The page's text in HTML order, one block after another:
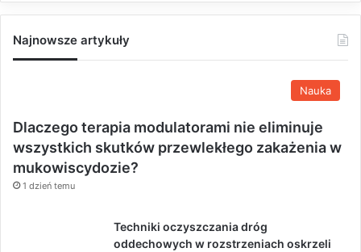
Najnowsze artykuły
Nauka
Dlaczego terapia modulatorami nie eliminuje
wszystkich skutków przewlekłego zakażenia w
mukowiscydozie?
1 dzień temu
Techniki oczyszczania dróg
oddechowych w rozstrzeniach oskrzeli